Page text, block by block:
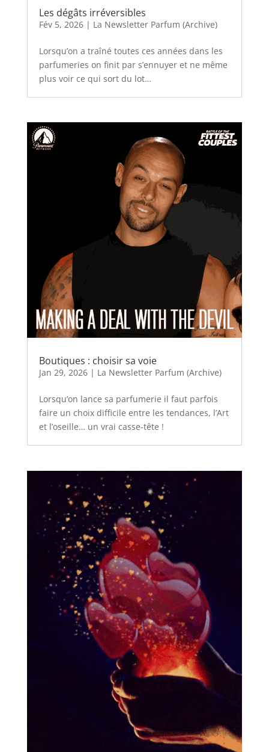
Les dégâts irréversibles
Fév 5, 2026| La Newsletter Parfum (Archive)
Lorsqu’on a traîné toutes ces années dans les
parfumeries on finit par s’ennuyer et ne même
plus voir ce qui sort du lot…
Boutiques : choisir sa voie
Jan 29, 2026| La Newsletter Parfum (Archive)
Lorsqu’on lance sa parfumerie il faut parfois
faire un choix difficile entre les tendances, l’Art
et l’oseille… un vrai casse-tête !